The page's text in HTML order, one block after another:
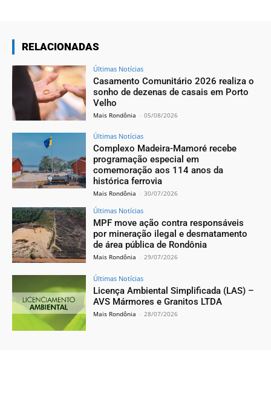
RELACIONADAS
Últimas Notícias
Casamento Comunitário 2026 realiza o
sonho de dezenas de casais em Porto
Velho
Mais Rondônia - 05/08/2026
Últimas Notícias
Complexo Madeira-Mamoré recebe
programação especial em
comemoração aos 114 anos da
histórica ferrovia
Mais Rondônia - 30/07/2026
Últimas Notícias
MPF move ação contra responsáveis
por mineração ilegal e desmatamento
de área pública de Rondônia
Mais Rondônia - 29/07/2026
Últimas Notícias
Licença Ambiental Simplificada (LAS) –
AVS Mármores e Granitos LTDA
Mais Rondônia - 28/07/2026